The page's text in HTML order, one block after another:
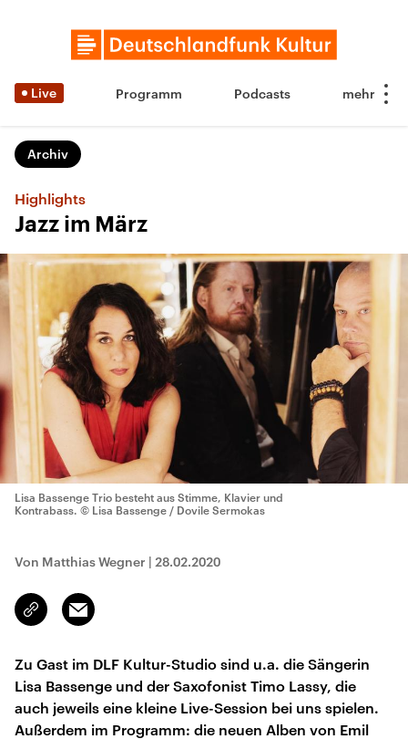
Live Programm Podcasts
Archiv
Highlights
Jazz im März
Lisa Bassenge Trio besteht aus Stimme, Klavier und
Kontrabass. © Lisa Bassenge / Dovile Sermokas
Von Matthias Wegner | 28.02.2020
Link
kopieren/teilen
Email
Zu Gast im DLF Kultur-Studio sind u.a. die Sängerin
Lisa Bassenge und der Saxofonist Timo Lassy, die
auch jeweils eine kleine Live-Session bei uns spielen.
Außerdem im Programm: die neuen Alben von Emil